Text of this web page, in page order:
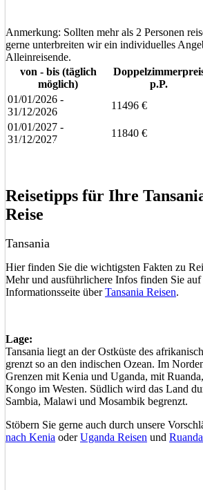
Anmerkung: Sollten mehr als 2 Personen
gerne unterbreiten wir ein individuelles
Alleinreisende.
von - bis (täglich
möglich)
p.P.
01/01/2026 -
31/12/2026
11496 €
01/01/2027 -
31/12/2027
11840 €
Eine unverbindliche Anfrage stellen
Reisetipps für Ihre
Reise
Tansania
Hier finden Sie die wichtigsten Fakten zu
Mehr und ausführlichere Infos finden Sie auf
Informationsseite überTansania Reisen.
Lage:
Tansania liegt an der Ostküste des
grenzt so an den indischen Ozean. Im
Grenzen mit Kenia und Uganda, mit
Kongo im Westen. Südlich wird das Land
Sambia, Malawi und Mosambik begrenzt.
Stöbern Sie gerne auch durch unsere
nach Kenia oderUganda Reisen und